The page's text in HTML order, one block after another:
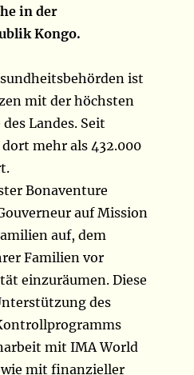
in der
Kongo.
ist
mit der höchsten
Landes. Seit
mehr als 432.000
Bonaventure
auf Mission
auf, dem
Familien vor
einzuräumen. Diese
des
mit IMA World
mit finanzieller